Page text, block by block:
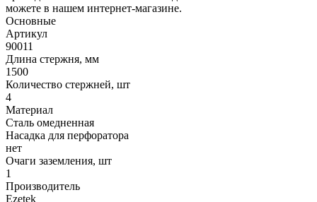
можете в нашем интернет-магазине.
Основные
Артикул
90011
Длина стержня, мм
1500
Количество стержней, шт
4
Материал
Сталь омедненная
Насадка для перфоратора
нет
Очаги заземления, шт
1
Производитель
Ezetek